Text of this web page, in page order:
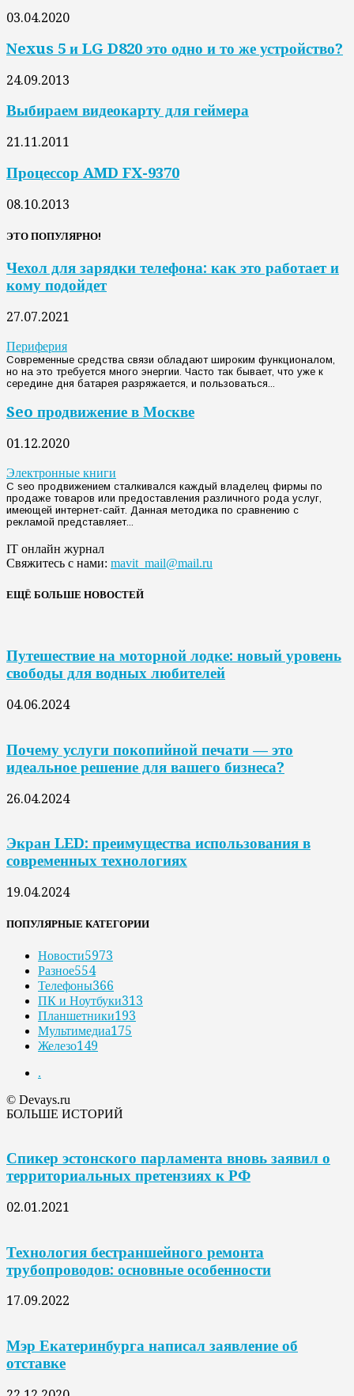
03.04.2020
Nexus 5 и LG D820 это одно и то же устройство?
24.09.2013
Выбираем видеокарту для геймера
21.11.2011
Процессор AMD FX-9370
08.10.2013
ЭТО ПОПУЛЯРНО!
Чехол для зарядки телефона: как это работает и
кому подойдет
27.07.2021
Периферия
Современные средства связи обладают широким функционалом,
но на это требуется много энергии. Часто так бывает, что уже к
середине дня батарея разряжается, и пользоваться...
Seo продвижение в Москве
01.12.2020
Электронные книги
C seo продвижением сталкивался каждый владелец фирмы по
продаже товаров или предоставления различного рода услуг,
имеющей интернет-сайт. Данная методика по сравнению с
рекламой представляет...
IT онлайн журнал
Свяжитесь с нами: mavit_mail@mail.ru
ЕЩЁ БОЛЬШЕ НОВОСТЕЙ
Путешествие на моторной лодке: новый уровень
свободы для водных любителей
04.06.2024
Почему услуги покопийной печати — это
идеальное решение для вашего бизнеса?
26.04.2024
Экран LED: преимущества использования в
современных технологиях
19.04.2024
ПОПУЛЯРНЫЕ КАТЕГОРИИ
Новости5973
Разное554
Телефоны366
ПК и Ноутбуки313
Планшетники193
Мультимедиа175
Железо149
.
© Devays.ru
БОЛЬШЕ ИСТОРИЙ
Спикер эстонского парламента вновь заявил о
территориальных претензиях к РФ
02.01.2021
Технология бестраншейного ремонта
трубопроводов: основные особенности
17.09.2022
Мэр Екатеринбурга написал заявление об
отставке